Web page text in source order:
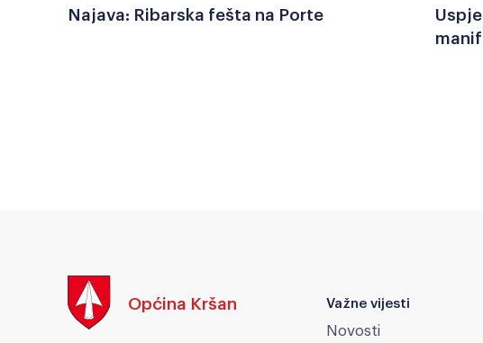
Najava: Ribarska fešta na Porte
Općina Kršan Važne vijesti
Novosti